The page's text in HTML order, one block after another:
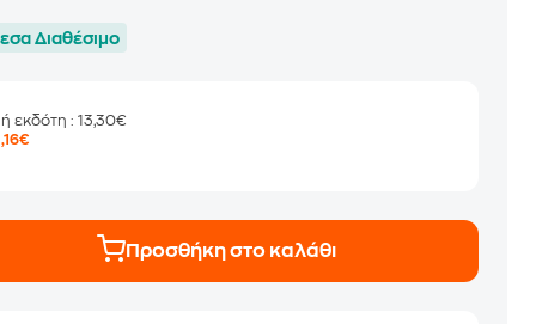
Διαθέσιμο
εκδότη: 13,30€
,16€
Προσθήκη στο καλάθι